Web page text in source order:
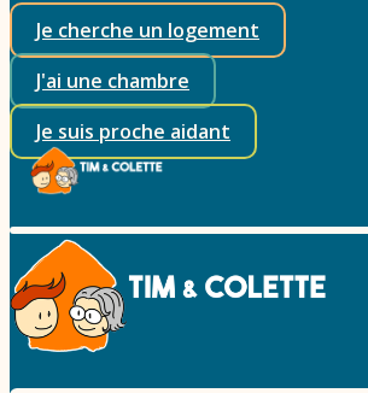
Je cherche un logement
J'ai une chambre
Je suis proche aidant